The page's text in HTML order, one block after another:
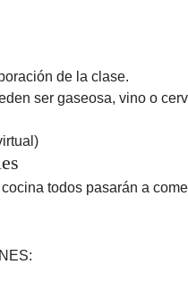
de la clase.
ser gaseosa, vino o
todos pasarán a